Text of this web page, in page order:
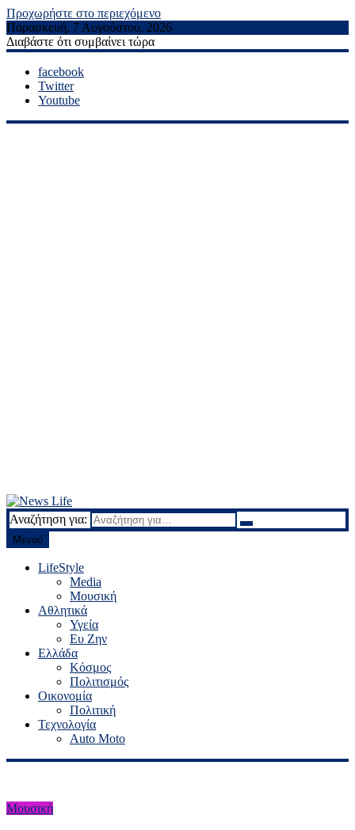
Προχωρήστε στο περιεχόμενο
Παρασκευή, 7 Αυγούστου, 2026
Διαβάστε ότι συμβαίνει τώρα
facebook
Twitter
Youtube
News Life
Ειδήσεις και νέα
Αναζήτηση για:
Μενού
LifeStyle
Media
Μουσική
Αθλητικά
Υγεία
Ευ Ζην
Ελλάδα
Κόσμος
Πολιτισμός
Οικονομία
Πολιτική
Τεχνολογία
Auto Moto
Μουσική